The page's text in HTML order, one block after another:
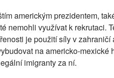
americkým prezidentem,
nemohli využívat k rekrutaci.
je použití síly v
na americko-
imigranty za ní.